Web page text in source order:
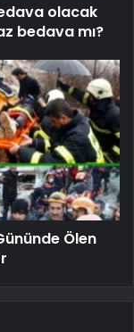
olacak
bedava mı?
Ölen